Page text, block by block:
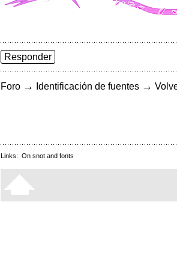
Responder
Foro → Identificación de fuentes →
Links: On snot and fonts